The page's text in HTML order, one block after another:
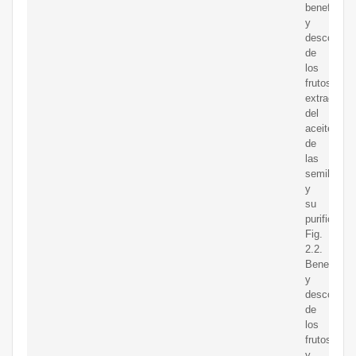
beneficio
y
de
los
frutos,
extracción
del
aceite
de
las
semillas
y
su
Fig.
2.2.
Beneficio
y
de
los
frutos